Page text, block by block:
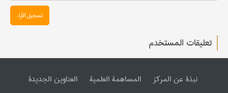
تسجیل الآراء
تعليقات المستخدم
نبذة عن المرکز المساهمة العلمیة
العناوین الجدیدة